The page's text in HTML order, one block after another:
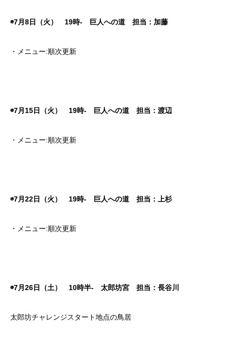
◉7月8日（火） 19時- 巨人への道 担当：加藤
・メニュー:順次更新
◉7月15日（火） 19時- 巨人への道 担当：渡辺
・メニュー:順次更新
◉7月22日（火） 19時- 巨人への道 担当：上杉
・メニュー:順次更新
◉7月26日（土） 10時半- 太郎坊宮 担当：長谷川
太郎坊チャレンジスタート地点の鳥居